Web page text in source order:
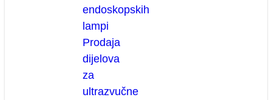
endoskopskih
lampi
Prodaja
dijelova
za
ultrazvučne